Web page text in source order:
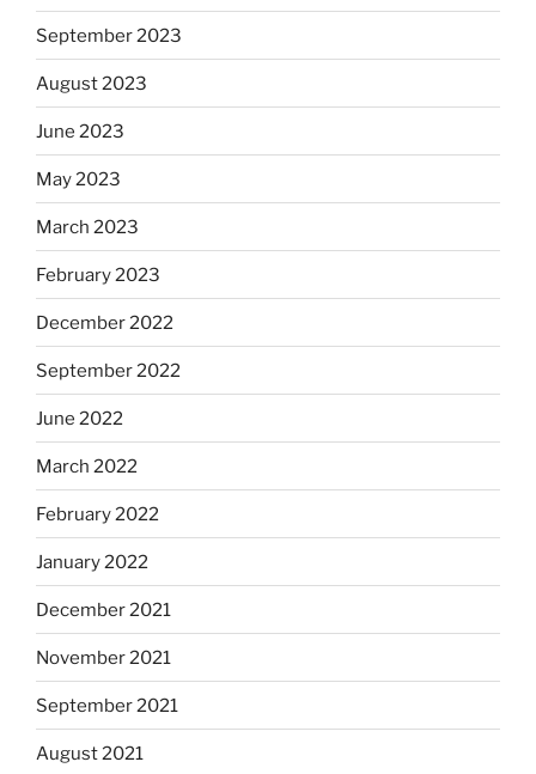
September 2023
August 2023
June 2023
May 2023
March 2023
February 2023
December 2022
September 2022
June 2022
March 2022
February 2022
January 2022
December 2021
November 2021
September 2021
August 2021